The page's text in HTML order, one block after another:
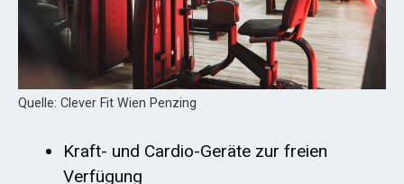
Quelle: Clever Fit Wien Penzing
Kraft- und Cardio-Geräte zur freien
Verfügung